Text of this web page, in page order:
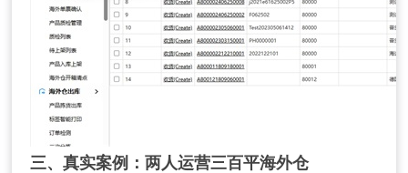
三、真实案例：两人运营三百平海外仓